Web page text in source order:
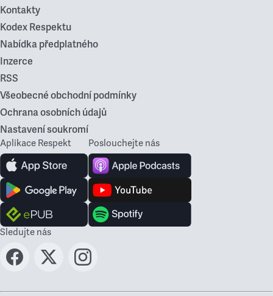
Kontakty
Kodex Respektu
Nabídka předplatného
Inzerce
RSS
Všeobecné obchodní podmínky
Ochrana osobních údajů
Nastavení soukromí
Aplikace Respekt Poslouchejte nás
Sledujte nás